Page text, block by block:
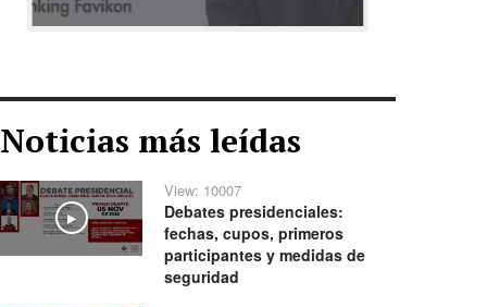
Noticias más leídas
Play
View: 10007
Debates presidenciales:
fechas, cupos, primeros
participantes y medidas de
seguridad